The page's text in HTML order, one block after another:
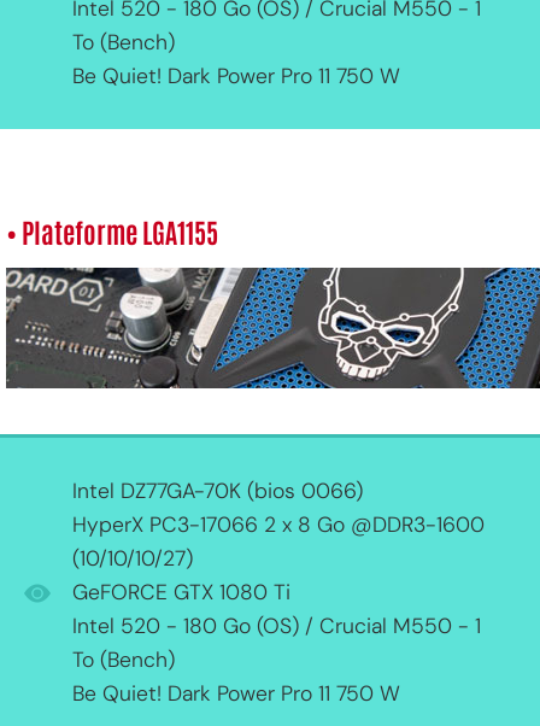
Intel 520 - 180 Go (OS) / Crucial M550 - 1
To (Bench)
Be Quiet! Dark Power Pro 11 750 W
• Plateforme LGA1155
Intel DZ77GA-70K (bios 0066)
HyperX PC3-17066 2 x 8 Go @DDR3-1600
(10/10/10/27)
GeFORCE GTX 1080 Ti
Intel 520 - 180 Go (OS) / Crucial M550 - 1
To (Bench)
Be Quiet! Dark Power Pro 11 750 W